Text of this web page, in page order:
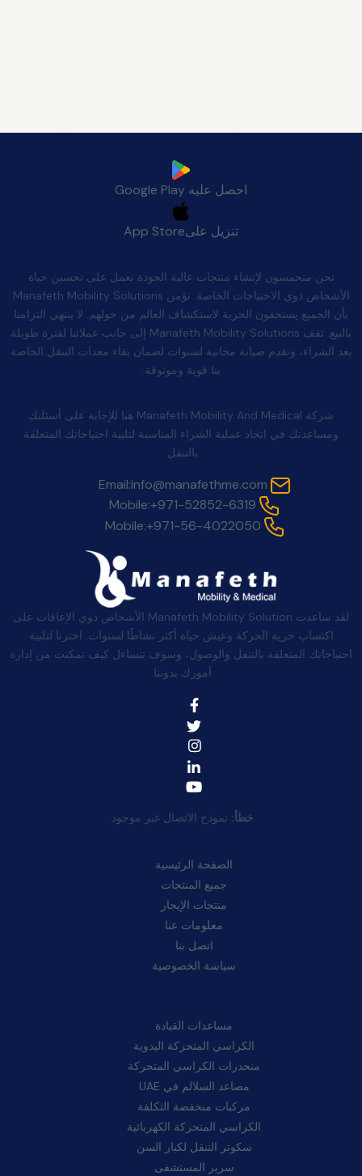
احصل عليه Google Play
تنزيل علىApp Store
نحن متحمسون لإنشاء منتجات عالية الجودة تعمل على تحسين حياة
الأشخاص ذوي الاحتياجات الخاصة. تؤمن Manafeth Mobility Solutions
بأن الجميع يستحقون الحرية لاستكشاف العالم من حولهم. لا ينتهي التزامنا
بالبيع. تقف Manafeth Mobility Solutions إلى جانب عملائنا لفترة طويلة
بعد الشراء، وتقدم صيانة مجانية لسنوات لضمان بقاء معدات التنقل الخاصة
بنا قوية وموثوقة.
شركة Manafeth Mobility And Medical هنا للإجابة على أسئلتك
ومساعدتك في اتخاذ عملية الشراء المناسبة لتلبية احتياجاتك المتعلقة
بالتنقل.
Email:info@manafethme.com
Mobile:+971-52852-6319
Mobile:+971-56-4022050
لقد ساعدت Manafeth Mobility Solution الأشخاص ذوي الإعاقات على
اكتساب حرية الحركة وعيش حياة أكثر نشاطًا لسنوات. اخترنا لتلبية
احتياجاتك المتعلقة بالتنقل والوصول، وسوف تتساءل كيف تمكنت من إدارة
أمورك بدوننا.
خطأ: نموذج الاتصال غير موجود.
الصفحة الرئيسية
جميع المنتجات
منتجات الإيجار
معلومات عنا
اتصل بنا
سياسة الخصوصية
مساعدات القيادة
الكراسي المتحركة اليدوية
منحدرات الكراسي المتحركة
مصاعد السلالم في UAE
مركبات منخفضة التكلفة
الكراسي المتحركة الكهربائية
سكوتر التنقل لكبار السن
سرير المستشفى